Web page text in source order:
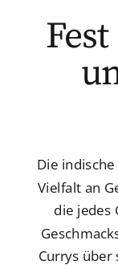
Die
Vielfalt an
die jedes
Currys über